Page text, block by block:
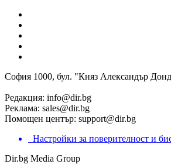
София 1000, бул. "Княз Александър
Редакция: info@dir.bg
Реклама: sales@dir.bg
Помощен център: support@dir.bg
Настройки за поверителност и
Dir.bg Media Group